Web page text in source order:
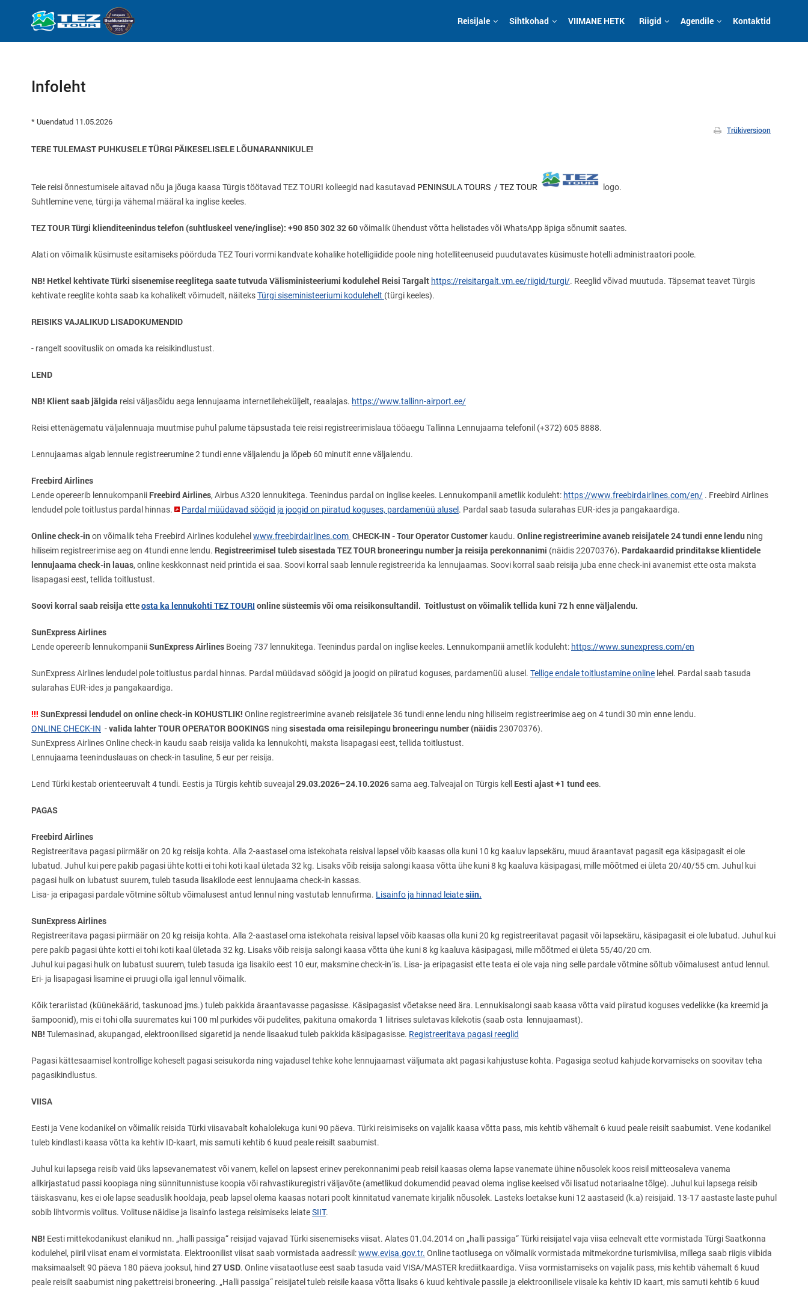
Reisijale Sihtkohad VIIMANE HETK Riigid Agendile Kontaktid
Infoleht
Trükiversioon
* Uuendatud 11.05.2026
TERE TULEMAST PUHKUSELE TÜRGI PÄIKESELISELE LÕUNARANNIKULE!
Teie reisi õnnestumisele aitavad nõu ja jõuga kaasa Türgis töötavad TEZ TOURI kolleegid nad kasutavad PENINSULA TOURS / TEZ TOUR
logo.
Suhtlemine vene, türgi ja vähemal määral ka inglise keeles.
TEZ TOUR Türgi klienditeenindus telefon (suhtluskeel vene/inglise): +90 850 302 32 60võimalik ühendust võtta helistades või WhatsApp äpiga sõnumit saates.
Alati on võimalik küsimuste esitamiseks pöörduda TEZ Touri vormi kandvate kohalike hotelligiidide poole ning hotelliteenuseid puudutavates küsimuste hotelli administraatori poole.
NB! Hetkel kehtivate Türki sisenemise reeglitega saate tutvuda Välisministeeriumi kodulehel Reisi Targalt https://reisitargalt.vm.ee/riigid/turgi/. Reeglid võivad muutuda. Täpsemat teavet Türgis
kehtivate reeglite kohta saab ka kohalikelt võimudelt, näiteksTürgi siseministeeriumi kodulehelt (türgi keeles).
REISIKS VAJALIKUD LISADOKUMENDID
- rangelt soovituslik on omada ka reisikindlustust.
LEND
NB! Klient saab jälgida reisi väljasõidu aega lennujaama internetileheküljelt, reaalajas. https://www.tallinn-airport.ee/
Reisi ettenägematu väljalennuaja muutmise puhul palume täpsustada teie reisi registreerimislaua tööaegu Tallinna Lennujaama telefonil (+372) 605 8888.
Lennujaamas algab lennule registreerumine 2 tundi enne väljalendu ja lõpeb 60 minutit enne väljalendu.
Freebird Airlines
Lende opereerib lennukompanii Freebird Airlines, Airbus A320 lennukitega. Teenindus pardal on inglise keeles. Lennukompanii ametlik koduleht: https://www.freebirdairlines.com/en/ . Freebird Airlines
lendudel pole toitlustus pardal hinnas.
Pardal müüdavad söögid ja joogid on piiratud koguses, pardamenüü alusel . Pardal saab tasuda sularahas EUR-ides ja pangakaardiga.
Online check-inon võimalik teha Freebird Airlines kodulehel www.freebirdairlines.com CHECK-IN - Tour Operator Customer kaudu. Online registreerimine avaneb reisijatele 24 tundi enne lendu ning
hiliseim registreerimise aeg on 4tundi enne lendu. Registreerimisel tuleb sisestada TEZ TOUR broneeringu number ja reisija perekonnanimi (näidis 22070376). Pardakaardid prinditakse klientidele
lennujaama check-in lauas, online keskkonnast neid printida ei saa. Soovi korral saab lennule registreerida ka lennujaamas. Soovi korral saab reisija juba enne check-ini avanemist ette osta maksta
lisapagasi eest, tellida toitlustust.
Soovi korral saab reisija etteosta ka lennukohti TEZ TOURI online süsteemis või oma reisikonsultandil. Toitlustust on võimalik tellida kuni 72 h enne väljalendu.
SunExpress Airlines
Lende opereerib lennukompaniiSunExpress Airlines Boeing 737 lennukitega. Teenindus pardal on inglise keeles. Lennukompanii ametlik koduleht: https://www.sunexpress.com/en
SunExpress Airlines lendudel pole toitlustus pardal hinnas. Pardal müüdavad söögid ja joogid on piiratud koguses, pardamenüü alusel. Tellige endale toitlustamine online lehel. Pardal saab tasuda
sularahas EUR-ides ja pangakaardiga.
!!! SunExpressi lendudel on online check-in KOHUSTLIK! Online registreerimine avaneb reisijatele 36 tundi enne lendu ning hiliseim registreerimise aeg on 4 tundi 30 min enne lendu.
ONLINE CHECK-IN -valida lahter TOUR OPERATOR BOOKINGS ning sisestada oma reisilepingu broneeringu number (näidis23070376).
SunExpress Airlines Online check-in kaudu saab reisija valida ka lennukohti, maksta lisapagasi eest, tellida toitlustust.
Lennujaama teeninduslauas on check-in tasuline, 5 eur per reisija.
Lend Türki kestab orienteeruvalt 4 tundi. Eestis ja Türgis kehtib suveajal 29.03.2026–24.10.2026 sama aeg.Talveajal on Türgis kell Eesti ajast +1 tund ees.
PAGAS
Freebird Airlines
Registreeritava pagasi piirmäär on 20 kg reisija kohta. Alla 2-aastasel oma istekohata reisival lapsel võib kaasas olla kuni 10 kg kaaluv lapsekäru, muud äraantavat pagasit ega käsipagasit ei ole
lubatud. Juhul kui pere pakib pagasi ühte kotti ei tohi koti kaal ületada 32 kg. Lisaks võib reisija salongi kaasa võtta ühe kuni 8 kg kaaluva käsipagasi, mille mõõtmed ei ületa 20/40/55 cm. Juhul kui
pagasi hulk on lubatust suurem, tuleb tasuda lisakilode eest lennujaama check-in kassas.
Lisa- ja eripagasi pardale võtmine sõltub võimalusest antud lennul ning vastutab lennufirma. Lisainfo ja hinnad leiatesiin.
SunExpress Airlines
Registreeritava pagasi piirmäär on 20 kg reisija kohta. Alla 2-aastasel oma istekohata reisival lapsel võib kaasas olla kuni 20 kg registreeritavat pagasit või lapsekäru, käsipagasit ei ole lubatud. Juhul kui
pere pakib pagasi ühte kotti ei tohi koti kaal ületada 32 kg. Lisaks võib reisija salongi kaasa võtta ühe kuni 8 kg kaaluva käsipagasi, mille mõõtmed ei ületa 55/40/20 cm.
Juhul kui pagasi hulk on lubatust suurem, tuleb tasuda iga lisakilo eest 10 eur, maksmine check-in´is. Lisa- ja eripagasist ette teata ei ole vaja ning selle pardale võtmine sõltub võimalusest antud lennul.
Eri- ja lisapagasi lisamine ei pruugi olla igal lennul võimalik.
Kõik terariistad (küünekäärid, taskunoad jms.) tuleb pakkida äraantavasse pagasisse. Käsipagasist võetakse need ära. Lennukisalongi saab kaasa võtta vaid piiratud koguses vedelikke (ka kreemid ja
šampoonid), mis ei tohi olla suuremates kui 100 ml purkides või pudelites, pakituna omakorda 1 liitrises suletavas kilekotis (saab osta lennujaamast).
NB! Tulemasinad, akupangad, elektroonilised sigaretid ja nende lisaakud tuleb pakkida käsipagasisse. Registreeritava pagasi reeglid
Pagasi kättesaamisel kontrollige koheselt pagasi seisukorda ning vajadusel tehke kohe lennujaamast väljumata akt pagasi kahjustuse kohta. Pagasiga seotud kahjude korvamiseks on soovitav teha
pagasikindlustus.
VIISA
Eesti ja Vene kodanikel on võimalik reisida Türki viisavabalt kohalolekuga kuni 90 päeva. Türki reisimiseks on vajalik kaasa võtta pass, mis kehtib vähemalt 6 kuud peale reisilt saabumist. Vene kodanikel
tuleb kindlasti kaasa võtta ka kehtiv ID-kaart, mis samuti kehtib 6 kuud peale reisilt saabumist.
Juhul kui lapsega reisib vaid üks lapsevanematest või vanem, kellel on lapsest erinev perekonnanimi peab reisil kaasas olema lapse vanemate ühine nõusolek koos reisil mitteosaleva vanema
allkirjastatud passi koopiaga ning sünnitunnistuse koopia või rahvastikuregistri väljavõte (ametlikud dokumendid peavad olema inglise keelsed või lisatud notariaalne tõlge). Juhul kui lapsega reisib
täiskasvanu, kes ei ole lapse seaduslik hooldaja, peab lapsel olema kaasas notari poolt kinnitatud vanemate kirjalik nõusolek. Lasteks loetakse kuni 12 aastaseid (k.a) reisijaid. 13-17 aastaste laste puhul
sobib lihtvormis volitus. Volituse näidise ja lisainfo lastega reisimiseks leiateSIIT.
NB! Eesti mittekodanikust elanikud nn. „halli passiga“ reisijad vajavad Türki sisenemiseks viisat. Alates 01.04.2014 on „halli passiga“ Türki reisijatel vaja viisa eelnevalt ette vormistada Türgi Saatkonna
kodulehel, piiril viisat enam ei vormistata. Elektroonilist viisat saab vormistada aadressil:www.evisa.gov.tr. Online taotlusega on võimalik vormistada mitmekordne turismiviisa, millega saab riigis viibida
maksimaalselt 90 päeva 180 päeva jooksul, hind 27 USD. Online viisataotluse eest saab tasuda vaid VISA/MASTER krediitkaardiga. Viisa vormistamiseks on vajalik pass, mis kehtib vähemalt 6 kuud
peale reisilt saabumist ning pakettreisi broneering. „Halli passiga“ reisijatel tuleb reisile kaasa võtta lisaks 6 kuud kehtivale passile ja elektroonilisele viisale ka kehtiv ID kaart, mis samuti kehtib 6 kuud